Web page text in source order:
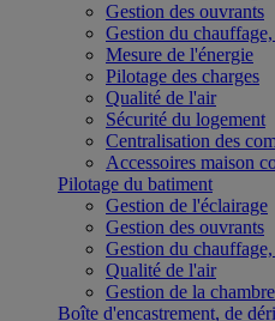
Gestion des ouvrants
Gestion du
Mesure de l'énergie
Pilotage des charges
Qualité de l'air
Sécurité du logement
Centralisation des
Accessoires maison
Pilotage du batiment
Gestion de l'éclairage
Gestion des ouvrants
Gestion du
Qualité de l'air
Gestion de la
Boîte d'encastrement, de